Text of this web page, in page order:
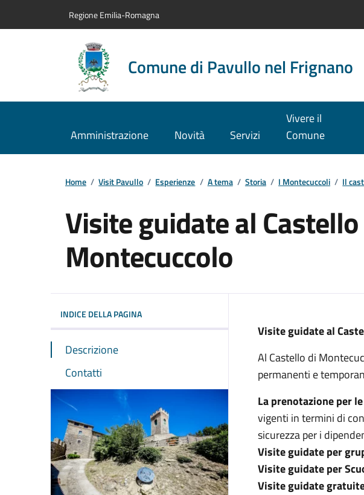
Regione Emilia-Romagna
Comune di Pavullo nel Frignano
Amministrazione Novità Servizi
Vivere il
Comune
Home / Visit Pavullo / Esperienze / A tema / Storia / I Montecuccoli / Il
Visite guidate al
Montecuccolo
INDICE DELLA PAGINA
Descrizione
Contatti
Visite guidate al
Al Castello di
permanenti e
La prenotazione per
vigenti in termini di
sicurezza per i
Visite guidate per
Visite guidate per
Visite guidate